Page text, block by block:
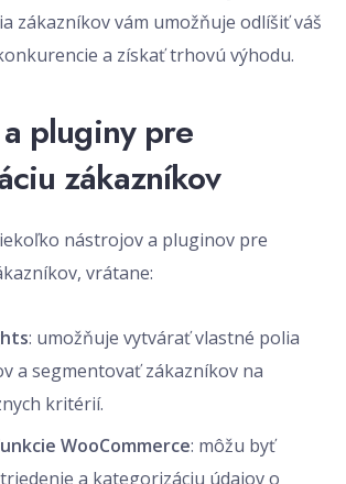
zákazníkov vám umožňuje odlíšiť váš
a získať trhovú výhodu.
pluginy pre
zákazníkov
nástrojov a pluginov pre
vrátane:
: umožňuje vytvárať vlastné polia
a segmentovať zákazníkov na
kritérií.
WooCommerce: môžu byť
a kategorizáciu údajov o